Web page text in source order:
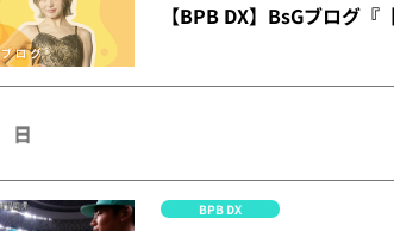
【BPB DX】BsGブログ
日
BPB DX